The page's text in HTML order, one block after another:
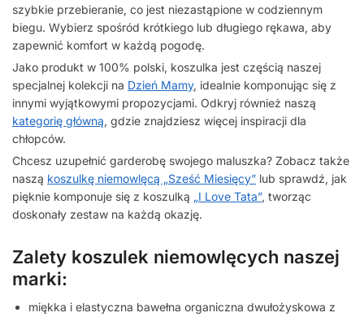
szybkie przebieranie, co jest niezastąpione w codziennym
biegu. Wybierz spośród krótkiego lub długiego rękawa, aby
zapewnić komfort w każdą pogodę.
Jako produkt w 100% polski, koszulka jest częścią naszej
specjalnej kolekcji na Dzień Mamy, idealnie komponując się z
innymi wyjątkowymi propozycjami. Odkryj również naszą
kategorię główną, gdzie znajdziesz więcej inspiracji dla
chłopców.
Chcesz uzupełnić garderobę swojego maluszka? Zobacz także
naszą koszulkę niemowlęcą „Sześć Miesięcy” lub sprawdź, jak
pięknie komponuje się z koszulką „I Love Tata”, tworząc
doskonały zestaw na każdą okazję.
Zalety koszulek niemowlęcych naszej
marki:
miękka i elastyczna bawełna organiczna dwułożyskowa z